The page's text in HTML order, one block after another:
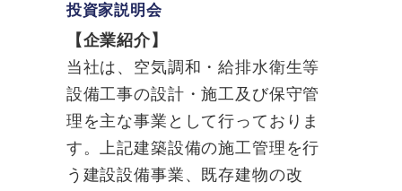
投資家説明会
【企業紹介】
当社は、空気調和・給排水衛生等
設備工事の設計・施工及び保守管
理を主な事業として行っておりま
す。上記建築設備の施工管理を行
う建設設備事業、既存建物の改